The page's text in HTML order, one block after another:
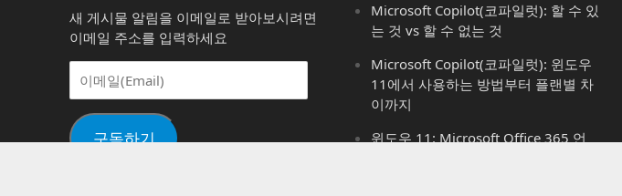
새 게시물 알림을 이메일로 받아보시려면
이메일 주소를 입력하세요
(Email)구독하기
Microsoft Copilot(코파일럿): 할 수 있
는 것 vs 할 수 없는 것
Microsoft Copilot(코파일럿): 윈도우
11에서 사용하는 방법부터 플랜별 차
이까지
윈도우 11: Microsoft Office 365 언